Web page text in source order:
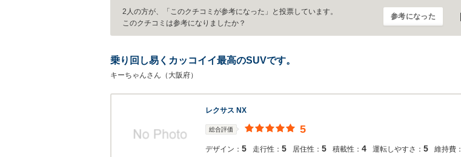
2人の方が、「このクチコミが参考になった」と投票しています。
このクチコミは参考になりましたか？
参考になった
乗り回し易くカッコイイ最高のSUVです。
キーちゃんさん（大阪府）
レクサス NX
総合評価 5
デザイン： 5 走行性： 5 居住性： 5 積載性： 4 運転しやすさ： 5 維持費：